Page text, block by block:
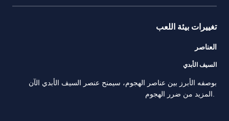
تغييرات بيئة اللعب
العناصر
السيف الأبدي
بوصفه الأبرز بين عناصر الهجوم، سيمنح عنصر السيف الأبدي الآن